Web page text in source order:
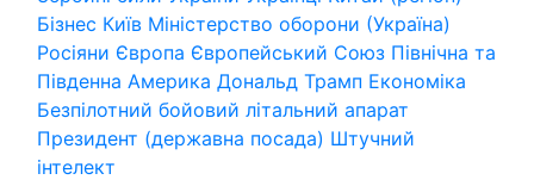
Бізнес Київ Міністерство оборони (Україна)
Росіяни Європа Європейський Союз Північна та
Південна Америка Дональд Трамп Економіка
Безпілотний бойовий літальний апарат
Президент (державна посада) Штучний
інтелект